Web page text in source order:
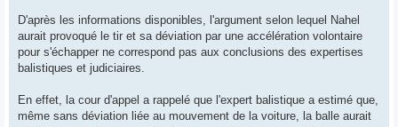
D'après les informations disponibles, l'argument selon lequel Nahel
aurait provoqué le tir et sa déviation par une accélération volontaire
pour s'échapper ne correspond pas aux conclusions des expertises
balistiques et judiciaires.
En effet, la cour d'appel a rappelé que l'expert balistique a estimé que,
même sans déviation liée au mouvement de la voiture, la balle aurait